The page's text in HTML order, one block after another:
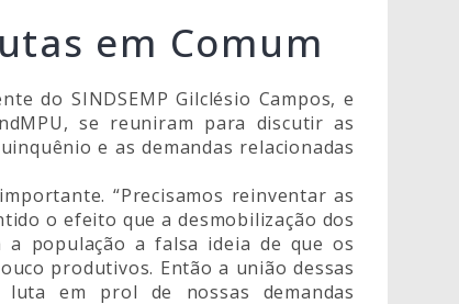
em Comum
do SINDSEMP Gilclésio Campos, e
se reuniram para discutir as
e as demandas relacionadas
“Precisamos reinventar as
o efeito que a desmobilização dos
população a falsa ideia de que os
produtivos. Então a união dessas
em prol de nossas demandas